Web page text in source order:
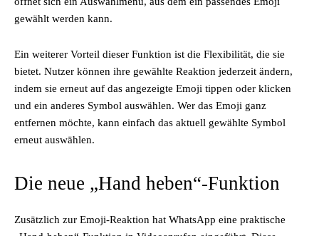
gewählt werden kann.
Ein weiterer Vorteil dieser Funktion ist die Flexibilität, die sie
bietet. Nutzer können ihre gewählte Reaktion jederzeit ändern,
indem sie erneut auf das angezeigte Emoji tippen oder klicken
und ein anderes Symbol auswählen. Wer das Emoji ganz
entfernen möchte, kann einfach das aktuell gewählte Symbol
erneut auswählen.
Die neue „Hand heben“-Funktion
Zusätzlich zur Emoji-Reaktion hat WhatsApp eine praktische